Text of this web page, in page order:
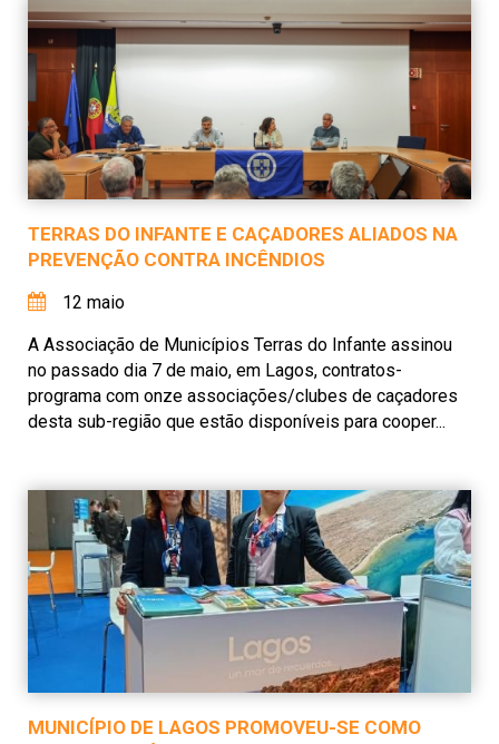
TERRAS DO INFANTE E CAÇADORES ALIADOS NA
PREVENÇÃO CONTRA INCÊNDIOS
12 maio
A Associação de Municípios Terras do Infante assinou
no passado dia 7 de maio, em Lagos, contratos-
programa com onze associações/clubes de caçadores
desta sub-região que estão disponíveis para cooper...
MUNICÍPIO DE LAGOS PROMOVEU-SE COMO